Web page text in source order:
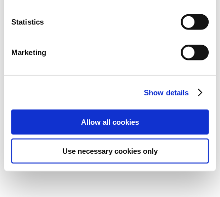
Statistics
Marketing
Show details
Allow all cookies
Use necessary cookies only